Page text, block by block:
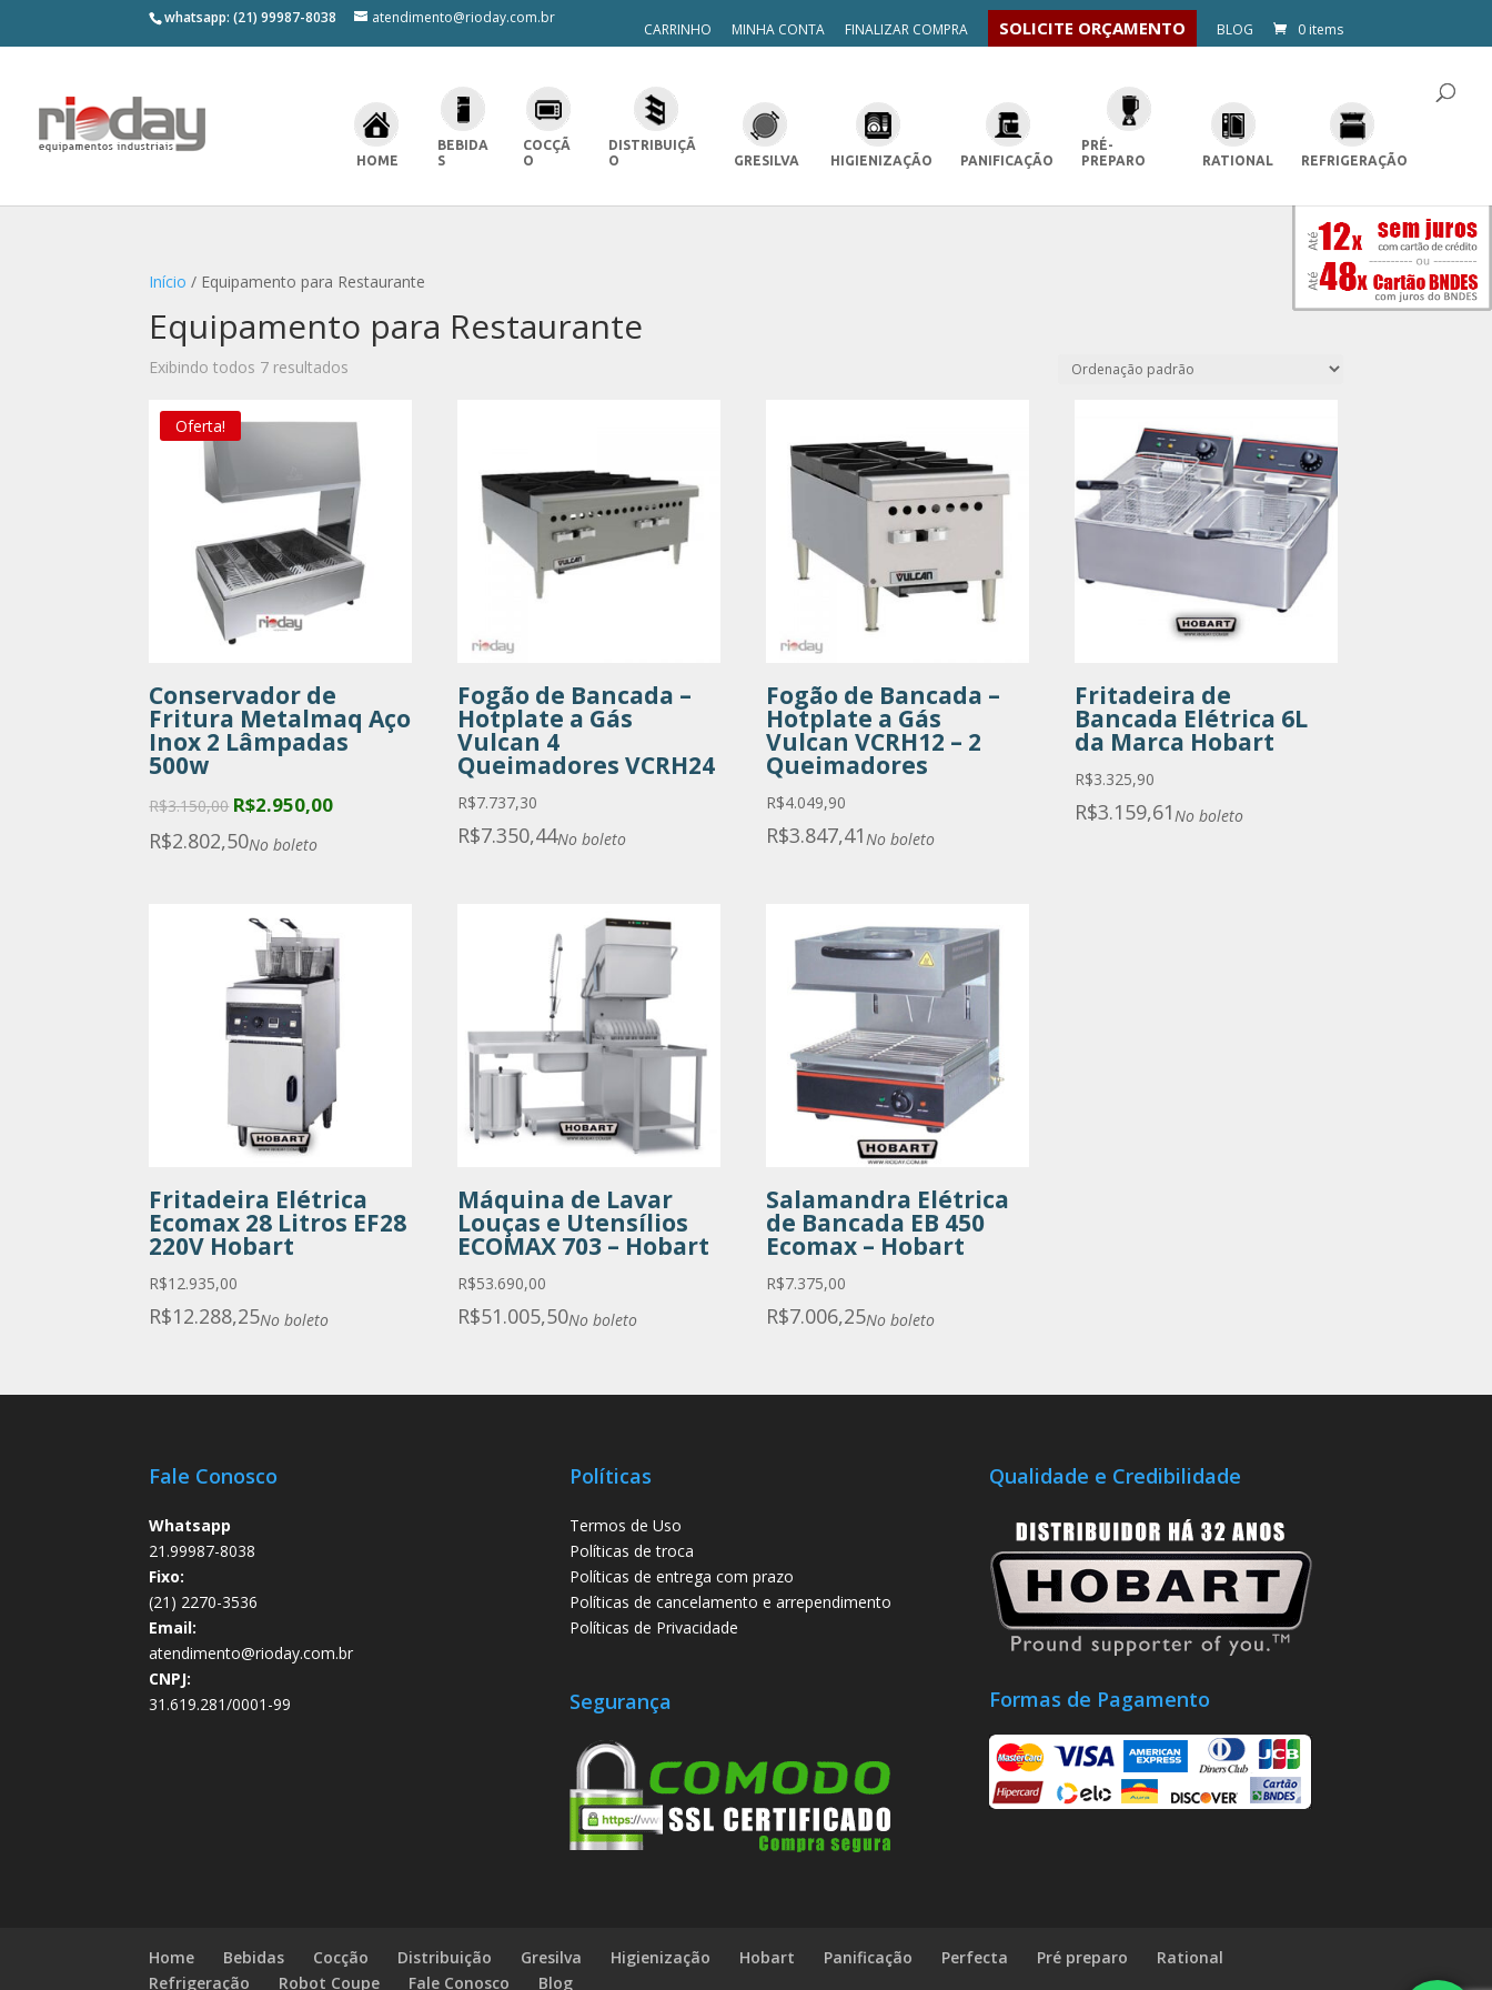
whatsapp: (21) 99987-8038 atendimento@rioday.com.br
CARRINHO MINHA CONTA FINALIZAR COMPRA SOLICITE ORÇAMENTO BLOG 0 items
HOME
BEBIDA
S
COCÇÃ
O
DISTRIBUIÇÃ
O
GRESILVA HIGIENIZAÇÃO PANIFICAÇÃO
PRÉ-
PREPARO
RATIONAL REFRIGERAÇÃO
Início / Equipamento para Restaurante
Equipamento para Restaurante
Exibindo todos 7 resultados
Oferta!
Conservador de
Fritura Metalmaq Aço
Inox 2 Lâmpadas
500w
R$3.150,00 Original
was:
R$2.950,00Current
R$2.802,50No boleto
Fogão de Bancada –
Hotplate a Gás
Vulcan 4
Queimadores VCRH24
R$7.737,30
R$7.350,44No boleto
Fogão de Bancada –
Hotplate a Gás
Vulcan VCRH12 – 2
Queimadores
R$4.049,90
R$3.847,41No boleto
Fritadeira de
Bancada Elétrica 6L
da Marca Hobart
R$3.325,90
R$3.159,61No boleto
Fritadeira Elétrica
Ecomax 28 Litros EF28
220V Hobart
R$12.935,00
R$12.288,25No boleto
Máquina de Lavar
Louças e Utensílios
ECOMAX 703 – Hobart
R$53.690,00
R$51.005,50No boleto
Salamandra Elétrica
de Bancada EB 450
Ecomax – Hobart
R$7.375,00
R$7.006,25No boleto
Fale Conosco
Whatsapp
21.99987-8038
Fixo:
(21) 2270-3536
Email:
atendimento@rioday.com.br
CNPJ:
31.619.281/0001-99
Políticas
Termos de Uso
Políticas de troca
Políticas de entrega com prazo
Políticas de cancelamento e arrependimento
Políticas de Privacidade
Segurança
Qualidade e Credibilidade
Formas de Pagamento
Home Bebidas Cocção Distribuição Gresilva Higienização Hobart Panificação Perfecta Pré preparo
Rational
Refrigeração
Robot Coupe Fale Conosco Blog